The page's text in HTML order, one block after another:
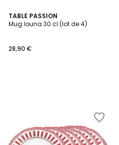
TABLE PASSION
Mug louna 30 cl (lot de 4)
28,90 €